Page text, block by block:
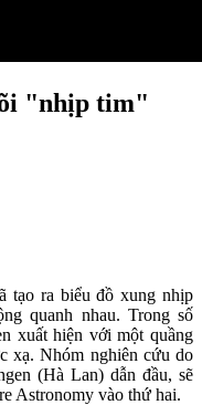
"nhịp tim"
tạo ra biểu đồ xung nhịp
quanh nhau. Trong số
xuất hiện với một quầng
xạ. Nhóm nghiên cứu do
(Hà Lan) dẫn đầu, sẽ
Astronomy vào thứ hai.